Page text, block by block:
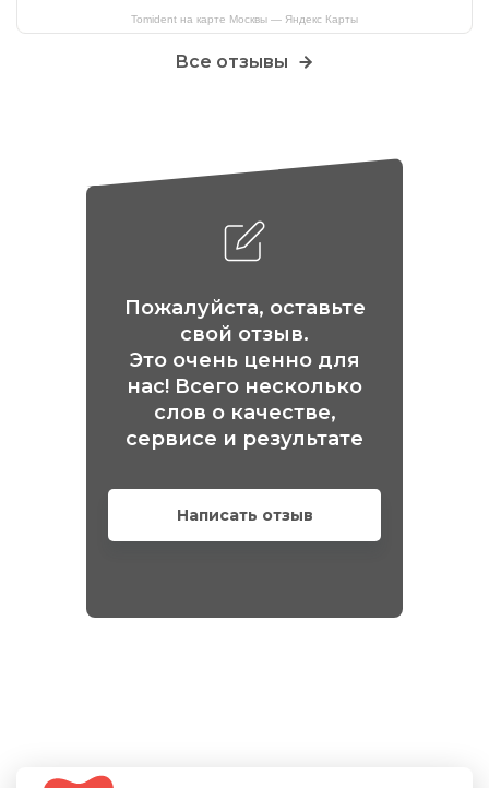
Все отзывы
Пожалуйста, оставьте
свой отзыв.
Это очень ценно для
нас! Всего несколько
слов о качестве,
сервисе и результате
Написать отзыв
Tomident на карте Москвы — Яндекс Карты